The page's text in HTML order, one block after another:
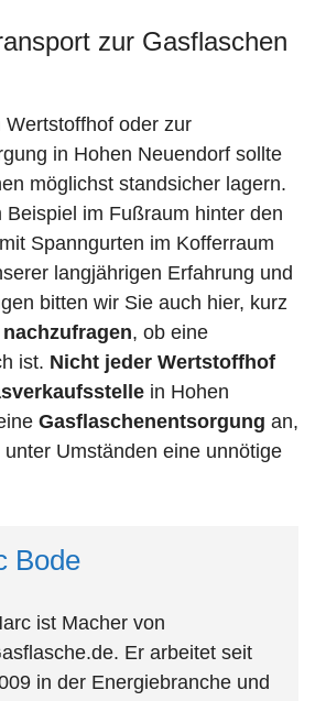
zur Gasflaschen
oder zur
in Hohen Neuendorf sollte
möglichst standsicher lagern.
Beispiel im Fußraum hinter den
Spanngurten im Kofferraum
langjährigen Erfahrung und
bitten wir Sie auch hier, kurz
, ob eine
ist. Nicht jeder Wertstoffhof
in Hohen
Gasflaschenentsorgung an,
Umständen eine unnötige
Bode
ist Macher von
Er arbeitet seit
in der Energiebranche und